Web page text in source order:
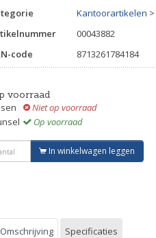
Kantoorartikelen >
00043882
code
8713261784184
voorraad
Niet op voorraad
Op voorraad
In winkelwagen leggen
Omschrijving Specificaties